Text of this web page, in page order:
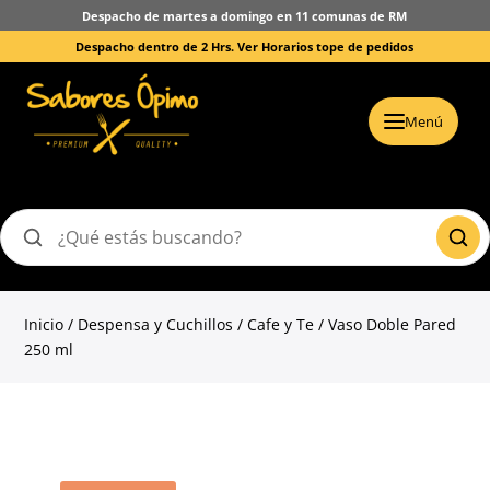
Despacho de martes a domingo en 11 comunas de RM
Despacho dentro de 2 Hrs.Ver Horarios tope de pedidos
Menú
Buscar
Inicio / Despensa y Cuchillos /Cafe y Te / Vaso Doble Pared
250 ml